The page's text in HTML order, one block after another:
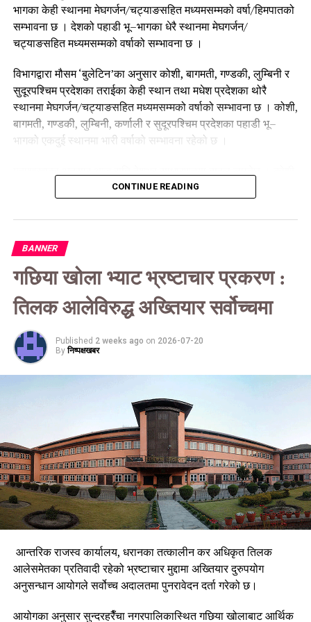
भागका केही स्थानमा मेघगर्जन/चट्याङसहित मध्यमसम्मको वर्षा/हिमपातको
सम्भावना छ । देशको पहाडी भू–भागका धेरै स्थानमा मेघगर्जन/
चट्याङसहित मध्यमसम्मको वर्षाको सम्भावना छ ।
विभागद्वारा मौसम ‘बुलेटिन’का अनुसार कोशी, बागमती, गण्डकी, लुम्बिनी र
सुदूरपश्चिम प्रदेशका तराईका केही स्थान तथा मधेश प्रदेशका थोरै
स्थानमा मेघगर्जन/चट्याङसहित मध्यमसम्मको वर्षाको सम्भावना छ । कोशी,
बागमती, गण्डकी, लुम्बिनी, कर्णाली र सुदूरपश्चिम प्रदेशका पहाडी भू–
भागको एकदुई स्थानमा भारी वर्षाको सम्भावना रहेको छ ।
बागमती र गण्डकी प्रदेशका हिमाली भू–भागका केही स्थानमा तथा लुम्बिनी,
चट्याङसहित मध्यमसम्मको वर्षा/हिमपातको सम्भावना छ ।
कोशी, बागमती, गण्डकी र लुम्बिनी प्रदेशका पहाडी र तराई भू–भागका केही
स्थानमा, मधेस प्रदेश तथा कर्णाली पहाडी भू–भागका र सुदूरपश्चिम
प्रदेशका पहाडी र तराई भू–भागका थोरै स्थानमा मेघगर्जन/चट्याङसहित
मध्यमसम्मको वर्षाको सम्भावना रहेको महाशाखाले जनाएको छ । कोशी,
बागमती र गण्डकी प्रदेशका पहाडी र तराई भू–भागका एकदुई स्थानमा भारी
वर्षाको सम्भावना रहेको छ ।
CONTINUE READING
BANNER
गछिया खोला भ्याट भ्रष्टाचार प्रकरण :
तिलक आलेविरुद्ध अख्तियार सर्वोच्चमा
Published 2 weeks ago on 2026-07-20
By निष्पक्षखबर
आन्तरिक राजस्व कार्यालय, धरानका तत्कालीन कर अधिकृत तिलक
आलेसमेतका प्रतिवादी रहेको भ्रष्टाचार मुद्दामा अख्तियार दुरुपयोग
अनुसन्धान आयोगले सर्वोच्च अदालतमा पुनरावेदन दर्ता गरेको छ।
आयोगका अनुसार सुन्दरहरैँचा नगरपालिकास्थित गछिया खोलाबाट आर्थिक